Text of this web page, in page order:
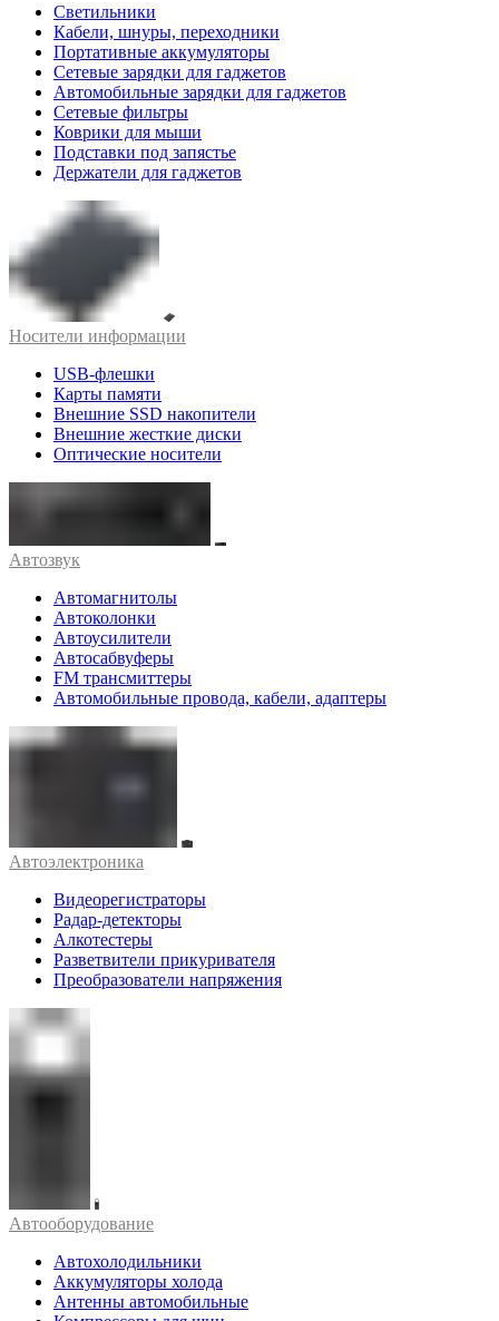
Светильники
Кабели, шнуры, переходники
Портативные аккумуляторы
Сетевые зарядки для гаджетов
Автомобильные зарядки для гаджетов
Сетевые фильтры
Коврики для мыши
Подставки под запястье
Держатели для гаджетов
Носители информации
USB-флешки
Карты памяти
Внешние SSD накопители
Внешние жесткие диски
Оптические носители
Автозвук
Автомагнитолы
Автоколонки
Автоусилители
Автосабвуферы
FM трансмиттеры
Автомобильные провода, кабели, адаптеры
Автоэлектроника
Видеорегистраторы
Радар-детекторы
Алкотестеры
Разветвители прикуривателя
Преобразователи напряжения
Автооборудование
Автохолодильники
Аккумуляторы холода
Антенны автомобильные